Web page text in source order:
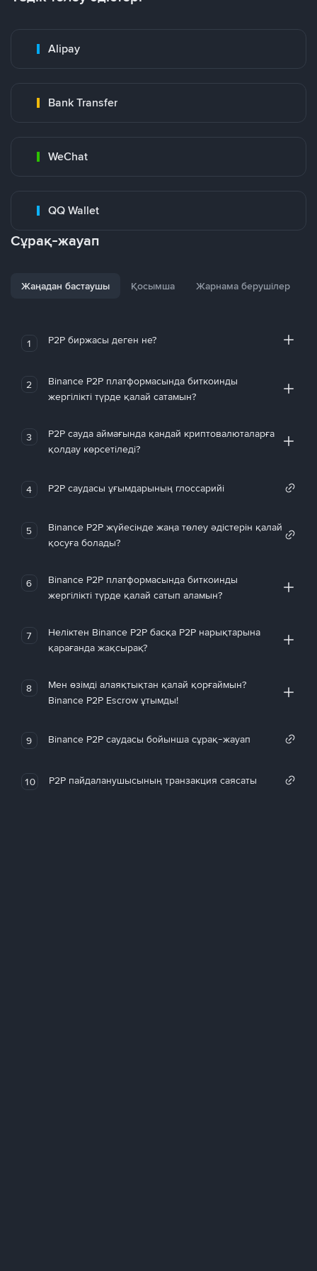
Alipay
Bank Transfer
WeChat
QQ Wallet
Сұрақ-жауап
Жаңадан бастаушы Қосымша Жарнама берушілер
1 P2P биржасы деген не?
2
Binance P2P платформасында биткоинды
жергілікті түрде қалай сатамын?
3
P2P сауда аймағында қандай криптовалюталарға
қолдау көрсетіледі?
4 P2P саудасы ұғымдарының глоссарийі
5
Binance P2P жүйесінде жаңа төлеу әдістерін қалай
қосуға болады?
6
Binance P2P платформасында биткоинды
жергілікті түрде қалай сатып аламын?
7
Неліктен Binance P2P басқа P2P нарықтарына
қарағанда жақсырақ?
8
Мен өзімді алаяқтықтан қалай қорғаймын?
Binance P2P Escrow ұтымды!
9 Binance P2P саудасы бойынша сұрақ-жауап
10 P2P пайдаланушысының транзакция саясаты